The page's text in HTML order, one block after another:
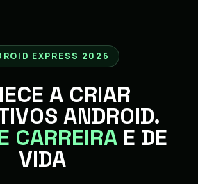
EXPRESS 2026
A CRIAR
ANDROID.
CARREIRA E DE
VIDA